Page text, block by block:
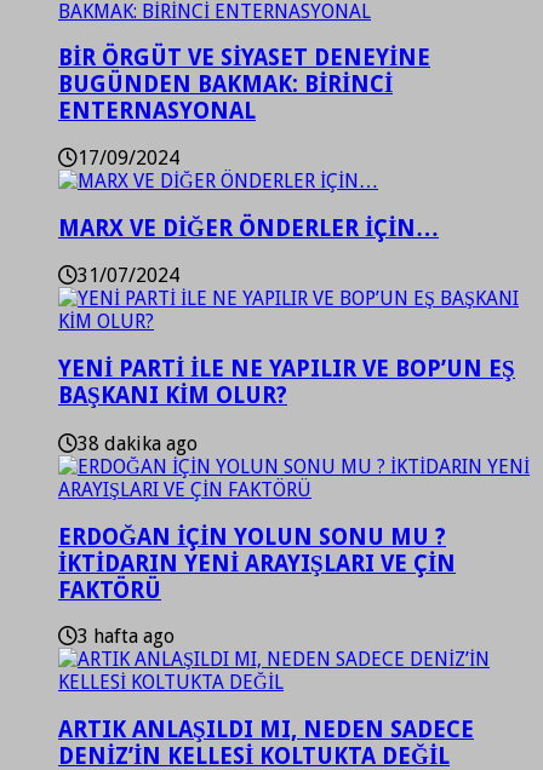
BİR ÖRGÜT VE SİYASET DENEYİNE
BUGÜNDEN BAKMAK: BİRİNCİ
ENTERNASYONAL
17/09/2024
MARX VE DİĞER ÖNDERLER İÇİN…
31/07/2024
YENİ PARTİ İLE NE YAPILIR VE BOP’UN EŞ
BAŞKANI KİM OLUR?
38 dakika ago
ERDOĞAN İÇİN YOLUN SONU MU ?
İKTİDARIN YENİ ARAYIŞLARI VE ÇİN
FAKTÖRÜ
3 hafta ago
ARTIK ANLAŞILDI MI, NEDEN SADECE
DENİZ’İN KELLESİ KOLTUKTA DEĞİL